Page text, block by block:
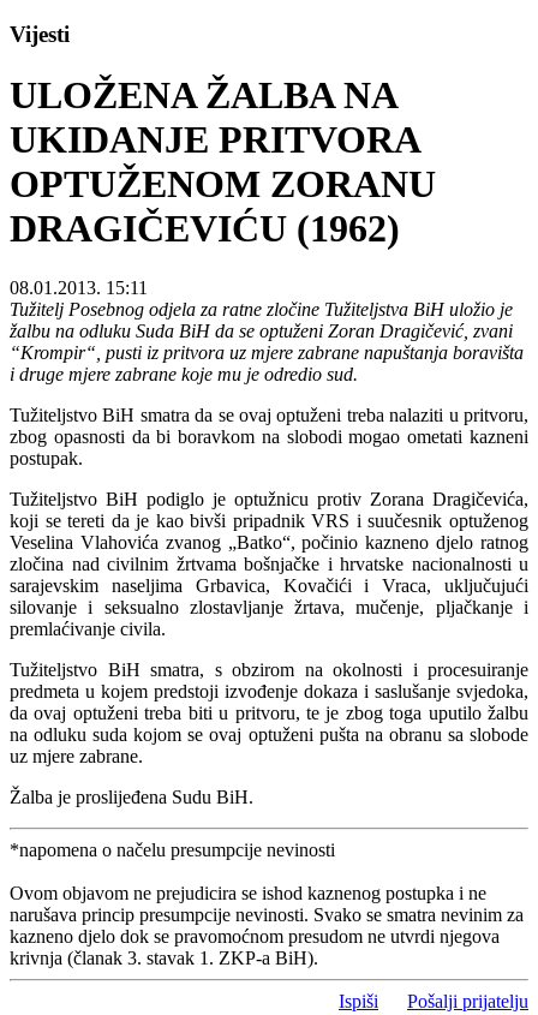
Vijesti
ULOŽENA ŽALBA NA
UKIDANJE PRITVORA
OPTUŽENOM ZORANU
DRAGIČEVIĆU (1962)
08.01.2013. 15:11
Tužitelj Posebnog odjela za ratne zločine Tužiteljstva BiH uložio je
žalbu na odluku Suda BiH da se optuženi Zoran Dragičević, zvani
“Krompir“, pusti iz pritvora uz mjere zabrane napuštanja boravišta
i druge mjere zabrane koje mu je odredio sud.
Tužiteljstvo BiH smatra da se ovaj optuženi treba nalaziti u pritvoru,
zbog opasnosti da bi boravkom na slobodi mogao ometati kazneni
postupak.
Tužiteljstvo BiH podiglo je optužnicu protiv Zorana Dragičevića,
koji se tereti da je kao bivši pripadnik VRS i suučesnik optuženog
Veselina Vlahovića zvanog „Batko“, počinio kazneno djelo ratnog
zločina nad civilnim žrtvama bošnjačke i hrvatske nacionalnosti u
sarajevskim naseljima Grbavica, Kovačići i Vraca, uključujući
silovanje i seksualno zlostavljanje žrtava, mučenje, pljačkanje i
premlaćivanje civila.
Tužiteljstvo BiH smatra, s obzirom na okolnosti i procesuiranje
predmeta u kojem predstoji izvođenje dokaza i saslušanje svjedoka,
da ovaj optuženi treba biti u pritvoru, te je zbog toga uputilo žalbu
na odluku suda kojom se ovaj optuženi pušta na obranu sa slobode
uz mjere zabrane.
Žalba je proslijeđena Sudu BiH.
*napomena o načelu presumpcije nevinosti
Ovom objavom ne prejudicira se ishod kaznenog postupka i ne
narušava princip presumpcije nevinosti. Svako se smatra nevinim za
kazneno djelo dok se pravomoćnom presudom ne utvrdi njegova
krivnja (članak 3. stavak 1. ZKP-a BiH).
Ispiši Pošalji prijatelju